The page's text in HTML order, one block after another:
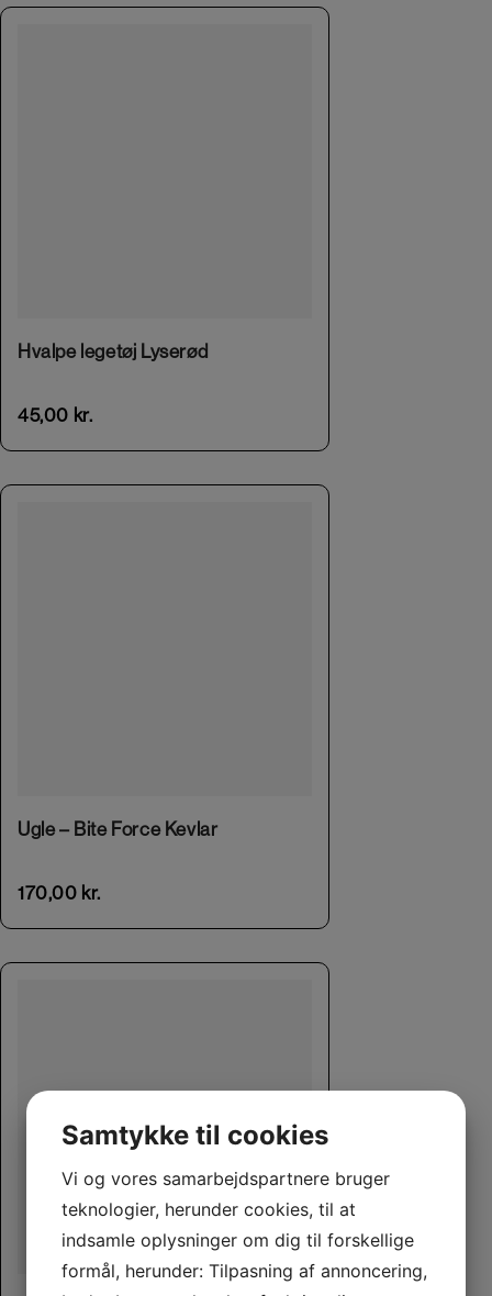
Hvalpe legetøj Lyserød
45,00 kr.
Ugle – Bite Force Kevlar
170,00 kr.
Samtykke til cookies
Vi og vores samarbejdspartnere bruger
teknologier, herunder cookies, til at
indsamle oplysninger om dig til forskellige
formål, herunder: Tilpasning af annoncering,